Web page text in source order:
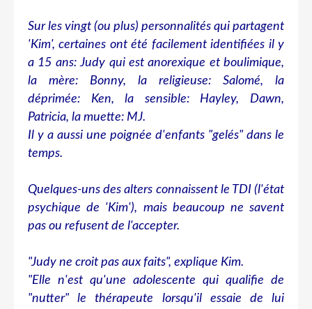
Sur les vingt (ou plus) personnalités qui partagent
'Kim', certaines ont été facilement identifiées il y
a 15 ans: Judy qui est anorexique et boulimique,
la mère: Bonny, la religieuse: Salomé, la
déprimée: Ken, la sensible: Hayley, Dawn,
Patricia, la muette: MJ.
Il y a aussi une poignée d'enfants "gelés" dans le
temps.
Quelques-uns des alters connaissent le TDI (l'état
psychique de 'Kim'), mais beaucoup ne savent
pas ou refusent de l'accepter.
"Judy ne croit pas aux faits", explique Kim.
"Elle n'est qu'une adolescente qui qualifie de
"nutter" le thérapeute lorsqu'il essaie de lui